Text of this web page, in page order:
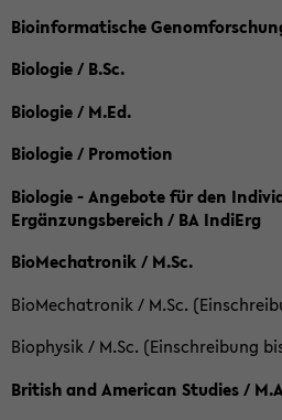
Bioinformatische
Biologie / B.Sc.
Biologie / M.Ed.
Biologie / Promotion
Biologie - Angebote für den
Ergänzungsbereich / BA IndiErg
BioMechatronik / M.Sc.
BioMechatronik / M.Sc.
Biophysik / M.Sc. (Einschreibung
British and American Studies /